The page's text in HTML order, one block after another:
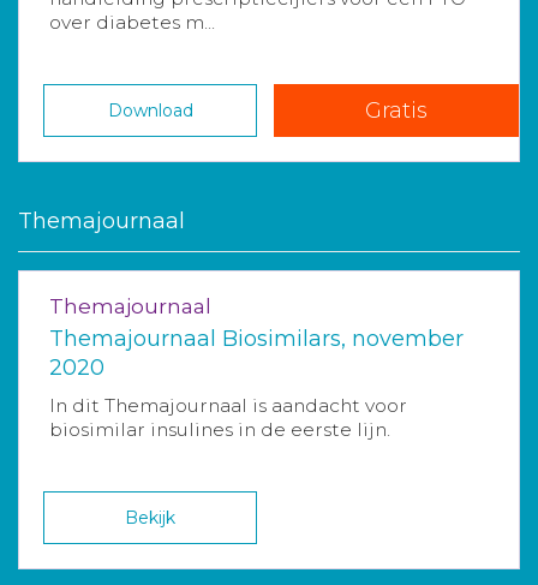
over diabetes m...
Download Gratis
Themajournaal
Themajournaal
Themajournaal Biosimilars, november
2020
In dit Themajournaal is aandacht voor
biosimilar insulines in de eerste lijn.
Bekijk